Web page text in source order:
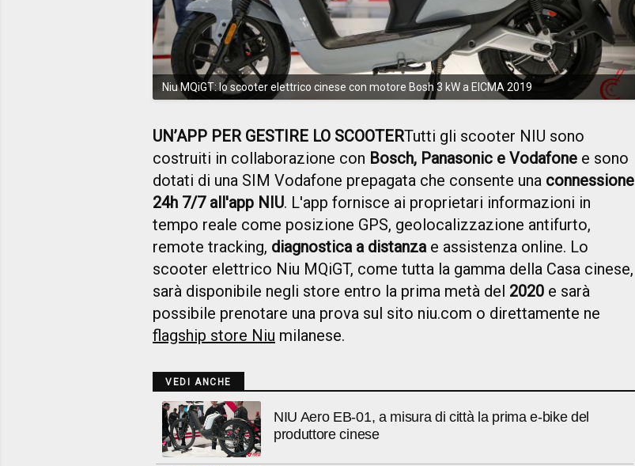
Niu MQiGT: lo scooter elettrico cinese con motore Bosh 3 kW a EICMA 2019
UN’APP PER GESTIRE LO SCOOTERTutti gli scooter NIU sono
costruiti in collaborazione con Bosch, Panasonic e Vodafone e sono
dotati di una SIM Vodafone prepagata che consente una connessione
24h 7/7 all'app NIU. L'app fornisce ai proprietari informazioni in
tempo reale come posizione GPS, geolocalizzazione antifurto,
remote tracking, diagnostica a distanzae assistenza online. Lo
scooter elettrico Niu MQiGT, come tutta la gamma della Casa cinese,
sarà disponibile negli store entro la prima metà del 2020 e sarà
possibile prenotare una prova sul sito niu.com o direttamente ne
flagship store Niu milanese.
VEDI ANCHE
NIU Aero EB-01, a misura di città la prima e-bike del
produttore cinese